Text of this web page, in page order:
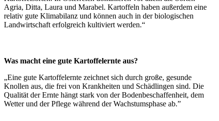
Agria, Ditta, Laura und Marabel. Kartoffeln haben außerdem eine
relativ gute Klimabilanz und können auch in der biologischen
Landwirtschaft erfolgreich kultiviert werden.“
Was macht eine gute Kartoffelernte aus?
„Eine gute Kartoffelernte zeichnet sich durch große, gesunde
Knollen aus, die frei von Krankheiten und Schädlingen sind. Die
Qualität der Ernte hängt stark von der Bodenbeschaffenheit, dem
Wetter und der Pflege während der Wachstumsphase ab.”